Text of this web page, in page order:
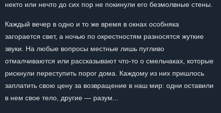
некто или нечто до сих пор не покинули его безмолвные стены.
Каждый вечер в одно и то же время в окнах особняка
загорается свет, а ночью по окрестностям разносятся жуткие
звуки. На любые вопросы местные лишь пугливо
отмалчиваются или рассказывают что-то о смельчаках, которые
рискнули переступить порог дома. Каждому из них пришлось
заплатить свою цену за возвращение в наш мир: одни оставили
в нем свое тело, другие — разум...